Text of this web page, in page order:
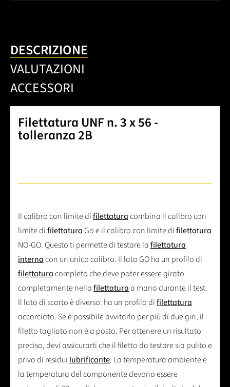
DESCRIZIONE
VALUTAZIONI
ACCESSORI
Filettatura UNF n. 3 x 56 -
tolleranza 2B
Il calibro con limite difilettaturacombina il calibro con
limite difilettaturaGo e il calibro con limite difilettatura
NO-GO. Questo ti permette di testare lafilettatura
internacon un unico calibro. Il lato GO ha un profilo di
filettaturacompleto che deve poter essere girato
completamente nellafilettaturaa mano durante il test.
Il lato di scarto è diverso: ha un profilo difilettatura
accorciato. Se è possibile avvitarlo per più di due giri, il
filetto tagliato non è a posto. Per ottenere un risultato
preciso, devi assicurarti che il filetto da testare sia pulito e
privo di residui lubrificante. La temperatura ambiente e
la temperatura del componente devono essere